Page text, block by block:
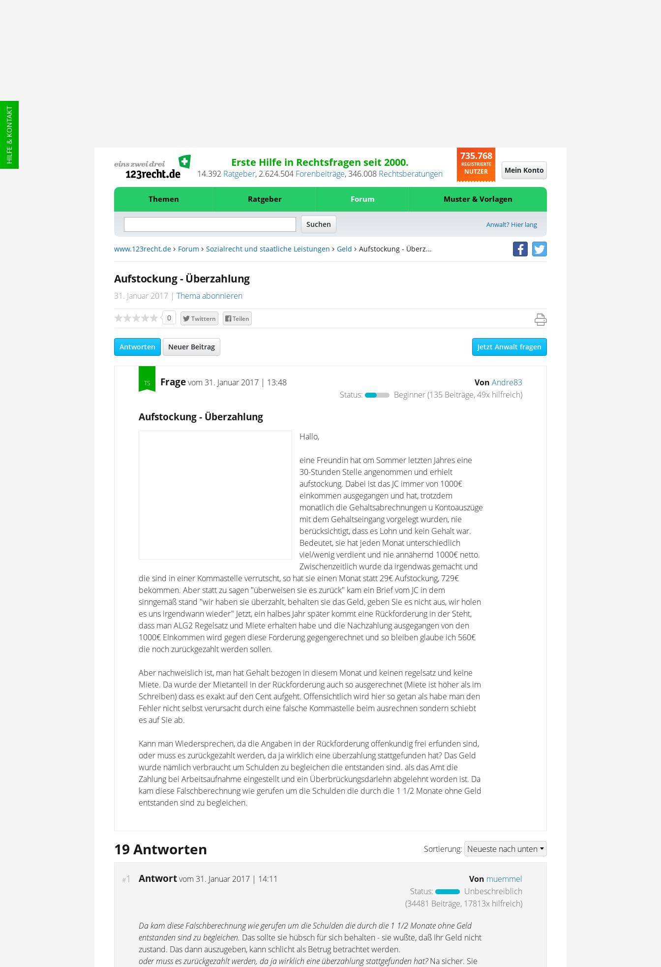
HILFE & KONTAKT Erste Hilfe in Rechtsfragen seit 2000.
14.392 Ratgeber, 2.624.504 Forenbeiträge,346.008 Rechtsberatungen
735.768
REGISTRIERTE
NUTZER Mein Konto
Themen Ratgeber Forum Muster & Vorlagen
Anwalt? Hier lang
www.123recht.de Forum Sozialrecht und staatliche Leistungen Geld Aufstockung - Überz...
Aufstockung - Überzahlung
31. Januar 2017 Thema abonnieren
0 Twittern Teilen
Antworten Neuer Beitrag Jetzt Anwalt fragen
Fragevom 31. Januar 2017 | 13:48 Von Andre83
Status:
Beginner(135 Beiträge, 49x hilfreich)
Aufstockung - Überzahlung
Hallo,
eine Freundin hat om Sommer letzten Jahres eine
30-Stunden Stelle angenommen und erhielt
aufstockung. Dabei ist das JC immer von 1000€
einkommen ausgegangen und hat, trotzdem
monatlich die Gehaltsabrechnungen u Kontoauszüge
mit dem Gehaltseingang vorgelegt wurden, nie
berücksichtigt, dass es Lohn und kein Gehalt war.
Bedeutet, sie hat jeden Monat unterschiedlich
viel/wenig verdient und nie annähernd 1000€ netto.
Zwischenzeitlich wurde da irgendwas gemacht und
die sind in einer Kommastelle verrutscht, so hat sie einen Monat statt 29€ Aufstockung, 729€
bekommen. Aber statt zu sagen "überweisen sie es zurück" kam ein Brief vom JC in dem
sinngemäß stand "wir haben sie überzahlt, behalten sie das Geld, geben Sie es nicht aus, wir holen
es uns irgendwann wieder" Jetzt, ein halbes Jahr später kommt eine Rückforderung in der Steht,
dass man ALG2 Regelsatz und Miete erhalten habe und die Nachzahlung ausgegangen von den
1000€ EInkommen wird gegen diese Forderung gegengerechnet und so bleiben glaube ich 560€
die noch zurückgezahlt werden sollen.
Aber nachweislich ist, man hat Gehalt bezogen in diesem Monat und keinen regelsatz und keine
Miete. Da wurde der Mietanteil in der Rückforderung auch so ausgerechnet (Miete ist höher als im
Schreiben) dass es exakt auf den Cent aufgeht. Offensichtlich wird hier so getan als habe man den
Fehler nicht selbst verursacht durch eine falsche Kommastelle beim ausrechnen sondern schiebt
es auf Sie ab.
Kann man Wiedersprechen, da die Angaben in der Rückforderung offenkundig frei erfunden sind,
oder muss es zurückgezahlt werden, da ja wirklich eine überzahlung stattgefunden hat? Das Geld
wurde nämlich verbraucht um Schulden zu begleichen die entstanden sind. als das Amt die
Zahlung bei Arbeitsaufnahme eingestellt und ein Überbrückungsdarlehn abgelehnt worden ist. Da
kam diese Falschberechnung wie gerufen um die Schulden die durch die 1 1/2 Monate ohne Geld
entstanden sind zu begleichen.
19 Antworten Sortierung:
#1 Antwortvom 31. Januar 2017 | 14:11 Von muemmel
Status:
Unbeschreiblich
(34481 Beiträge, 17813x hilfreich)
Da kam diese Falschberechnung wie gerufen um die Schulden die durch die 1 1/2 Monate ohne Geld
entstanden sind zu begleichen. Das sollte sie hübsch für sich behalten - sie wußte, daß Ihr Geld nicht
zustand. Das dann auszugeben, kann schlicht als Betrug betrachtet werden.
oder muss es zurückgezahlt werden, da ja wirklich eine überzahlung stattgefunden hat?Na sicher. Sie